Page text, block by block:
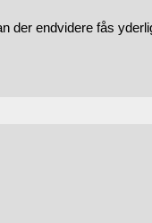
der endvidere fås